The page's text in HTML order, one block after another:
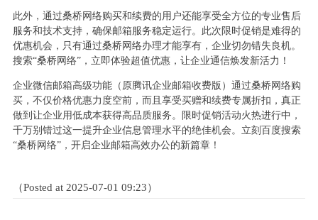
此外，通过桑桥网络购买和续费的用户还能享受全方位的专业售后
服务和技术支持，确保邮箱服务稳定运行。此次限时促销是难得的
优惠机会，只有通过桑桥网络办理才能享有，企业切勿错失良机。
搜索“桑桥网络”，立即体验超值优惠，让企业通信焕发新活力！
企业微信邮箱高级功能（原腾讯企业邮箱收费版）通过桑桥网络购
买，不仅价格优惠力度空前，而且享受买赠和续费专属折扣，真正
做到让企业用低成本获得高品质服务。限时促销活动火热进行中，
千万别错过这一提升企业信息管理水平的绝佳机会。立刻百度搜索
“桑桥网络”，开启企业邮箱高效办公的新篇章！
（Posted at 2025-07-01 09:23）